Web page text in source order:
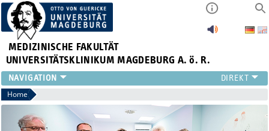
MEDIZINISCHE FAKULTÄT
UNIVERSITÄTSKLINIKUM MAGDEBURG A. ö. R.
INSTITUTE
KLINIKEN
ZENTRALE EINRICHTUNGEN
Home